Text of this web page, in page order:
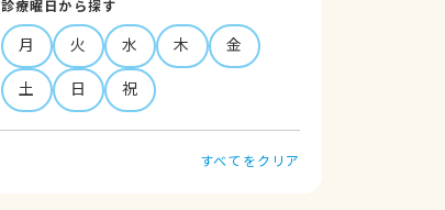
診療曜日から探す
月 火 水 木
金
土
日 祝
すべてをクリア